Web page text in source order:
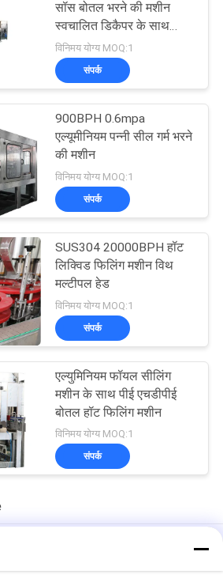
सॉस बोतल भरने की मशीन
स्वचालित डिकैपर के साथ
With
विनिमय योग्य MOQ:1
संपर्क
900BPH 0.6mpa
एल्यूमीनियम पन्नी सील गर्म भरने
की मशीन
विनिमय योग्य MOQ:1
संपर्क
SUS304 20000BPH हॉट
लिक्विड फिलिंग मशीन विथ
मल्टीपल हेड
विनिमय योग्य MOQ:1
संपर्क
एल्युमिनियम फॉयल सीलिंग
मशीन के साथ पीई एचडीपीई
बोतल हॉट फिलिंग मशीन
विनिमय योग्य MOQ:1
संपर्क
Machine 3 In 1 For Fruit Juice